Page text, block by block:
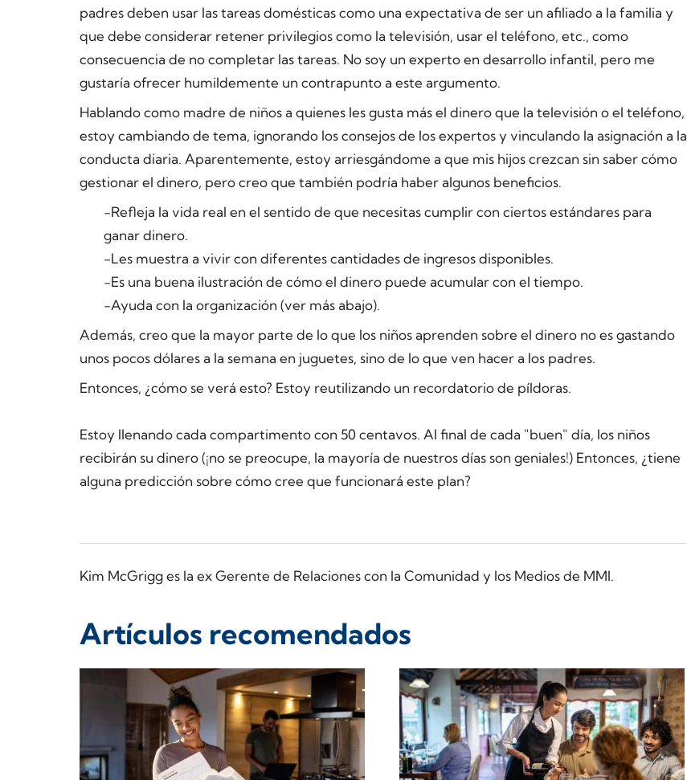
padres deben usar las tareas domésticas como una expectativa de ser un afiliado a la familia y
que debe considerar retener privilegios como la televisión, usar el teléfono, etc., como
consecuencia de no completar las tareas. No soy un experto en desarrollo infantil, pero me
gustaría ofrecer humildemente un contrapunto a este argumento.
Hablando como madre de niños a quienes les gusta más el dinero que la televisión o el teléfono,
estoy cambiando de tema, ignorando los consejos de los expertos y vinculando la asignación a la
conducta diaria. Aparentemente, estoy arriesgándome a que mis hijos crezcan sin saber cómo
gestionar el dinero, pero creo que también podría haber algunos beneficios.
-Refleja la vida real en el sentido de que necesitas cumplir con ciertos estándares para
ganar dinero.
-Les muestra a vivir con diferentes cantidades de ingresos disponibles.
-Es una buena ilustración de cómo el dinero puede acumular con el tiempo.
-Ayuda con la organización (ver más abajo).
Además, creo que la mayor parte de lo que los niños aprenden sobre el dinero no es gastando
unos pocos dólares a la semana en juguetes, sino de lo que ven hacer a los padres.
Entonces, ¿cómo se verá esto? Estoy reutilizando un recordatorio de píldoras.
Estoy llenando cada compartimento con 50 centavos. Al final de cada "buen" día, los niños
recibirán su dinero (¡no se preocupe, la mayoría de nuestros días son geniales!) Entonces, ¿tiene
alguna predicción sobre cómo cree que funcionará este plan?
Kim McGrigg es la ex Gerente de Relaciones con la Comunidad y los Medios de MMI.
Artículos recomendados